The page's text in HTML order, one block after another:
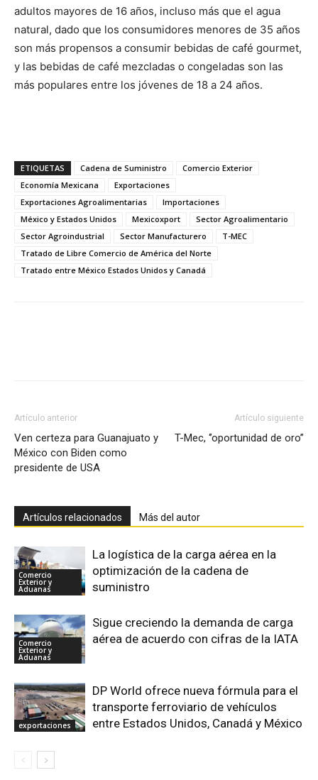
adultos mayores de 16 años, incluso más que el agua
natural, dado que los consumidores menores de 35 años
son más propensos a consumir bebidas de café gourmet,
y las bebidas de café mezcladas o congeladas son las
más populares entre los jóvenes de 18 a 24 años.
ETIQUETAS Cadena de Suministro
Comercio Exterior
Economía Mexicana
Exportaciones
Exportaciones Agroalimentarias
Importaciones
México y Estados Unidos
Mexicoxport
Sector Agroalimentario
Sector Agroindustrial
Sector Manufacturero
T-MEC
Tratado de Libre Comercio de América del Norte
Tratado entre México Estados Unidos y Canadá
Artículo anterior
Ven certeza para Guanajuato y
México con Biden como
presidente de USA
Artículo siguiente
T-Mec, ‘’oportunidad de oro’’
Artículos relacionados Más del autor
Comercio
Exterior y
Aduanas
La logística de la carga aérea en la
optimización de la cadena de
suministro
Comercio
Exterior y
Aduanas
Sigue creciendo la demanda de carga
aérea de acuerdo con cifras de la IATA
exportaciones
DP World ofrece nueva fórmula para el
transporte ferroviario de vehículos
entre Estados Unidos, Canadá y México